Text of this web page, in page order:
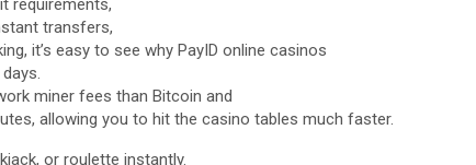
requirements,
transfers,
it’s easy to see why PayID online casinos
miner fees than Bitcoin and
allowing you to hit the casino tables much faster.
or roulette instantly.